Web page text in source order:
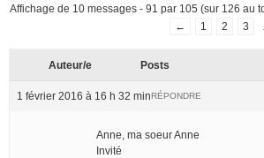
Affichage de 10 messages - 91 par 105 (sur 126 au
←
1 2 3
Auteur/e Posts
1 février 2016 à 16 h 32 minRÉPONDRE
Anne, ma soeur Anne
Invité